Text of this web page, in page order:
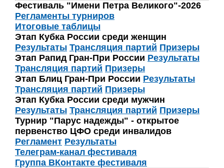
Фестиваль "Имени Петра Великого"-2026
Регламенты турниров
Итоговые таблицы
Этап Кубка России среди женщин
Результаты Трансляция партий Призеры
Этап Рапид Гран-При России Результаты
Трансляция партий Призеры
Этап Блиц Гран-При России Результаты
Трансляция партий Призеры
Этап Кубка России среди мужчин
Результаты Трансляция партий Призеры
Турнир "Парус надежды" - открытое
первенство ЦФО среди инвалидов
Регламент Результаты
Телеграм-канал фестиваля
Группа ВКонтакте фестиваля